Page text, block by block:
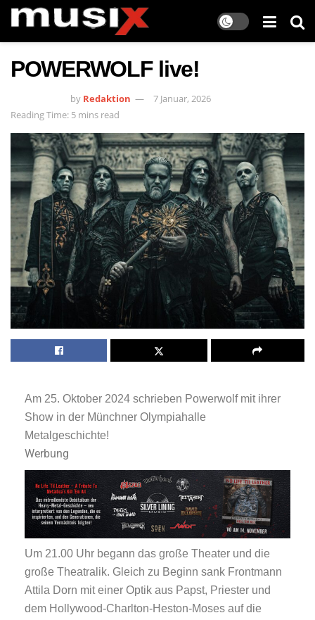
POWERWOLF live!
by Redaktion
7 Januar, 2026
Reading Time: 5 mins read
Am 25. Oktober 2024 schrieben Powerwolf mit ihrer
Show in der Münchner Olympiahalle
Metalgeschichte!
Werbung
Um 21.00 Uhr begann das große Theater und die
große Theatralik. Gleich zu Beginn sank Frontmann
Attila Dorn mit einer Optik aus Papst, Priester und
dem Hollywood-Charlton-Heston-Moses auf die